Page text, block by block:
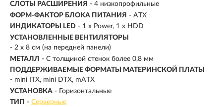
СЛОТЫ РАСШИРЕНИЯ - 4 низкопрофильные
ФОРМ-ФАКТОР БЛОКА ПИТАНИЯ - ATX
ИНДИКАТОРЫ LED - 1 x Power, 1 x HDD
УСТАНОВЛЕННЫЕ ВЕНТИЛЯТОРЫ
- 2 x 8 см (на передней панели)
МЕТАЛЛ - С толщиной стенок более 0,8 мм
ПОДДЕРЖИВАЕМЫЕ ФОРМАТЫ МАТЕРИНСКОЙ ПЛАТЫ
- mini ITX, mini DTX, mATX
УСТАНОВКА - Горизонтальные
ТИП - Серверные